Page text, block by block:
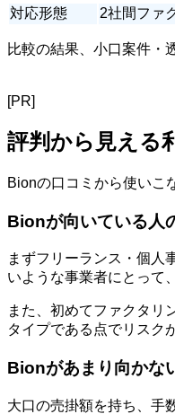
対応形態
2社間ファ
比較の結果、小口案件・
[PR]
評判から見える
Bionの口コミから使いこ
Bionが向いている人
まずフリーランス・個人
いような事業者にとって
また、初めてファクタリ
タイプである点でリスク
Bionがあまり向かな
大口の売掛額を持ち、手